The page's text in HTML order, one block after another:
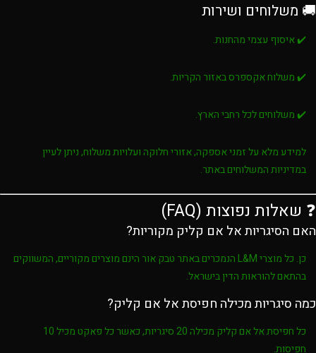
🚚 משלוחים ושירות
✔️ איסוף עצמי מהחנות.
✔️ משלוח אקספרס באזור הקריות.
✔️ משלוחים לכל רחבי הארץ.
למידע מלא על זמני אספקה, אזורי חלוקה ועלויות משלוח, ניתן לעיין
במדיניות המשלוחים באתר.
❓ שאלות נפוצות (FAQ)
האם הסיגריות אל אם קליק מקוריות?
כן. כל מוצריL&Mהנמכרים באתרטבק אורהינם מוצרים מקוריים, המשווקים
בהתאם להוראות הדין בישראל.
כמה סיגריות מכילה חפיסת אל אם קליק?
כל חפיסתאל אם קליק מכילה20 סיגריות , כאשר כל פאקט מכיל10
חפיסות.